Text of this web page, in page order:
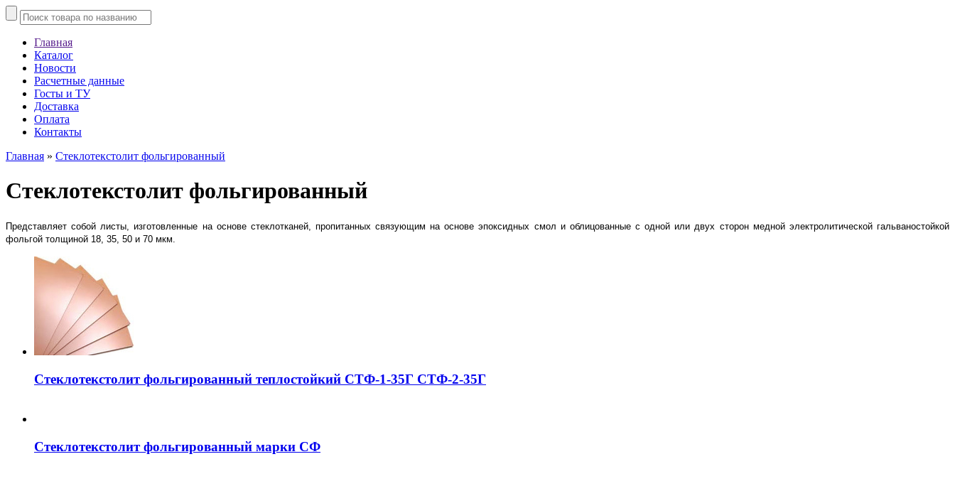
Главная
Каталог
Новости
Расчетные данные
Госты и ТУ
Доставка
Оплата
Контакты
Главная » Стеклотекстолит фольгированный
Стеклотекстолит фольгированный
Представляет собой листы, изготовленные на основе стеклотканей, пропитанных связующим на основе эпоксидных смол и облицованные с одной или двух сторон медной электролитической гальваностойкой
фольгой толщиной 18, 35, 50 и 70 мкм.
Стеклотекстолит фольгированный теплостойкий СТФ-1-35Г СТФ-2-35Г
Стеклотекстолит фольгированный марки СФ